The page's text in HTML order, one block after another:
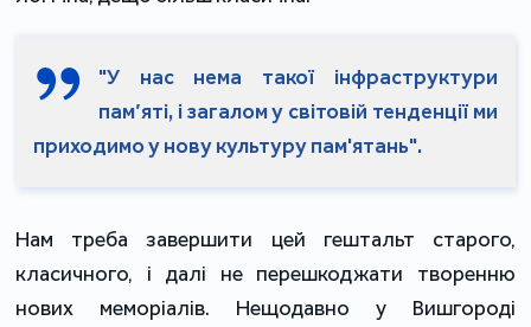
"У нас нема такої інфраструктури
пам’яті, і загалом у світовій тенденції ми
приходимо у нову культуру пам'ятань".
Нам треба завершити цей гештальт старого,
класичного, і далі не перешкоджати творенню
нових меморіалів. Нещодавно у Вишгороді